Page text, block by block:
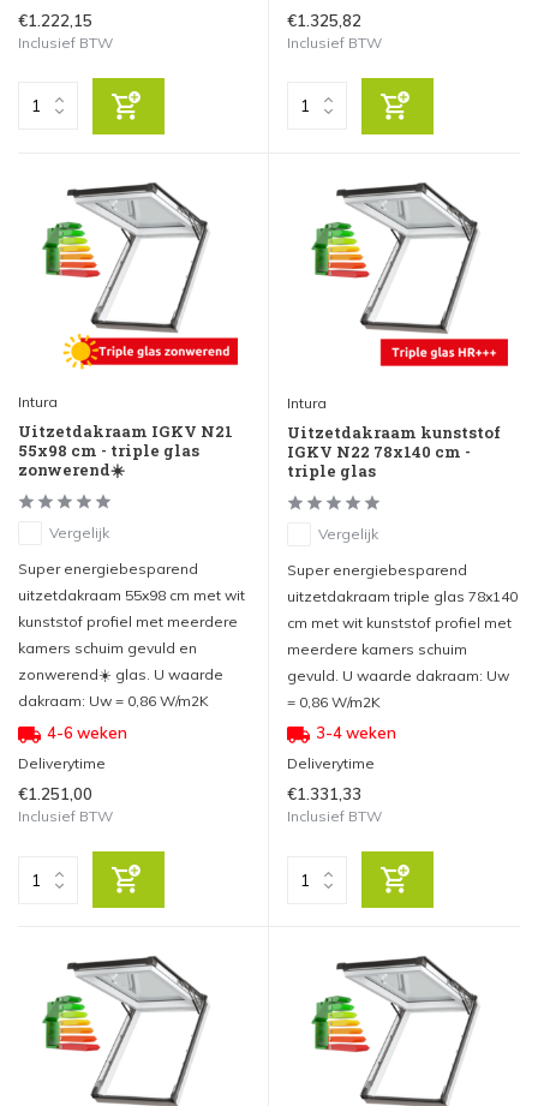
€1.222,15
Inclusief BTW
€1.325,82
Inclusief BTW
Intura
Uitzetdakraam IGKV N21
55x98 cm - triple glas
zonwerend☀️
Vergelijk
Super energiebesparend
uitzetdakraam 55x98 cm met wit
kunststof profiel met meerdere
kamers schuim gevuld en
zonwerend☀️ glas. U waarde
dakraam: Uw = 0,86 W/m2K
4-6 weken
Deliverytime
€1.251,00
Inclusief BTW
Intura
Uitzetdakraam kunststof
IGKV N22 78x140 cm -
triple glas
Vergelijk
Super energiebesparend
uitzetdakraam triple glas 78x140
cm met wit kunststof profiel met
meerdere kamers schuim
gevuld. U waarde dakraam: Uw
= 0,86 W/m2K
3-4 weken
Deliverytime
€1.331,33
Inclusief BTW